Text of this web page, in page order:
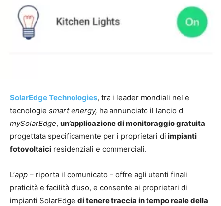
SolarEdge Technologies, tra i leader mondiali nelle
tecnologie smart energy, ha annunciato il lancio di
mySolarEdge, un’applicazione di monitoraggio gratuita
progettata specificamente per i proprietari di impianti
fotovoltaici residenziali e commerciali.
L’app – riporta il comunicato – offre agli utenti finali
praticità e facilità d’uso, e consente ai proprietari di
impianti SolarEdge di tenere traccia in tempo reale della